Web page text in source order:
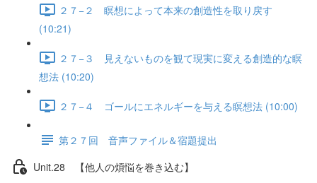
２７−２ 瞑想によって本来の創造性を取り戻す
(10:21)
２７−３ 見えないものを観て現実に変える創造的な瞑
想法 (10:20)
２７−４ ゴールにエネルギーを与える瞑想法 (10:00)
第２７回 音声ファイル＆宿題提出
Unit.28 【他人の煩悩を巻き込む】